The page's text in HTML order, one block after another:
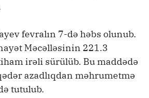
fevralın 7-də həbs olunub.
Məcəlləsinin 221.3
irəli sürülüb. Bu maddədə
azadlıqdan məhrumetmə
tutulub.